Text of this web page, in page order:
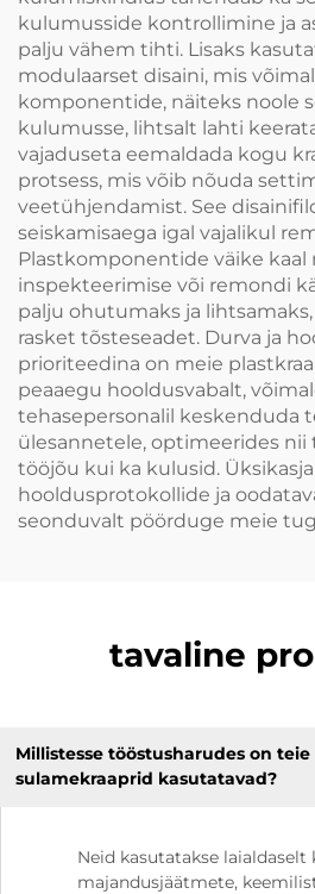
kulumusside kontrollimine ja
palju vähem tihti. Lisaks
modulaarset disaini, mis
komponentide, näiteks noole
kulumusse, lihtsalt lahti
vajaduseta eemaldada kogu
protsess, mis võib nõuda
veetühjendamist. See
seiskamisaega igal vajalikul
Plastkomponentide väike kaal
inspekteerimise või remondi
palju ohutumaks ja lihtsamaks,
rasket tõsteseadet. Durva ja
prioriteedina on meie
peaaegu hooldusvabalt,
tehasepersonalil keskenduda
ülesannetele, optimeerides
tööjõu kui ka kulusid.
hooldusprotokollide ja
seonduvalt pöörduge meie
tavaline
Millistesse tööstusharudes on teie
sulamekraaprid kasutatavad?
Neid kasutatakse laialdaselt
majandusjäätmete,